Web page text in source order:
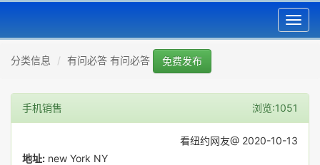
分类信息 有问必答 有问必答 免费发布
手机销售 浏览:1051
看纽约网友@ 2020-10-13
地址: new York NY